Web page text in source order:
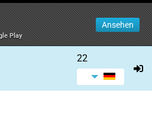
Play
Ansehen
22